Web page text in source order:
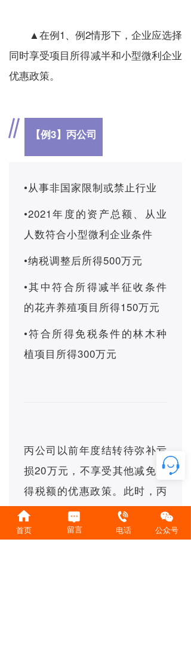
▲在例1、例2情形下，企业应选择
同时享受项目所得减半和小型微利企业
优惠政策。
【例3】 丙公司
•从事非国家限制或禁止行业
•2021年度的资产总额、从业
人数符合小型微利企业条件
•纳税调整后所得500万元
•其中符合所得减半征收条件
的花卉养殖项目所得150万元
•符合所得免税条件的林木种
植项目所得300万元
丙公司以前年度结转待弥补亏
损20万元，不享受其他减免所
得税额的优惠政策。此时，丙
公司享受项目所得减半优惠政
策、小型微利企业所得税优惠
首页 留言 电话 公众号